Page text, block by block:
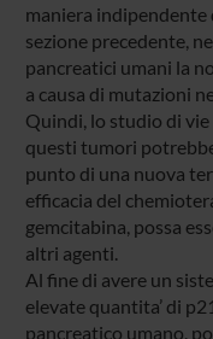
maniera indipendente
sezione precedente,
pancreatici umani la
a causa di mutazioni
Quindi, lo studio di
questi tumori
punto di una nuova
efficacia del
gemcitabina, possa
altri agenti.
Al fine di avere un
elevate quantita’ di
pancreatico umano,